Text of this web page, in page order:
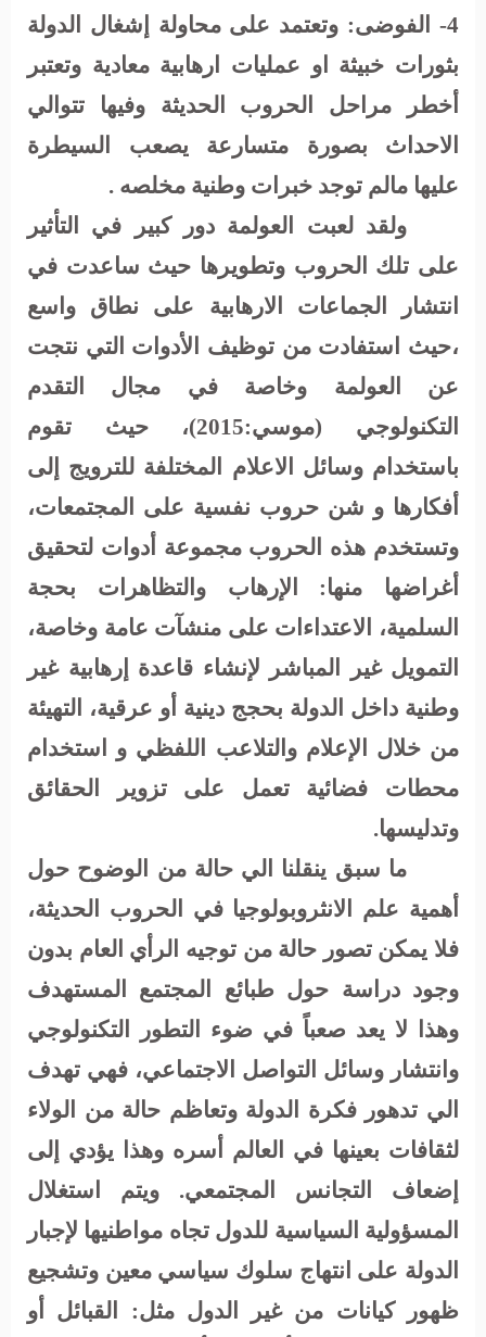
4- الفوضى:
وتعتمد على محاولة إشغال الدولة
بثورات خبيثة او عمليات ارهابية معادية وتعتبر
أخطر مراحل الحروب الحديثة وفيها تتوالي
الاحداث بصورة متسارعة يصعب السيطرة
عليها مالم توجد خبرات وطنية مخلصه .
ولقد لعبت العولمة دور كبير في التأثير
على تلك الحروب وتطويرها حيث ساعدت في
انتشار الجماعات الارهابية على نطاق واسع
،حيث استفادت من توظيف الأدوات التي نتجت
عن العولمة وخاصة في مجال التقدم
التكنولوجي (موسي:2015)، حيث تقوم
باستخدام وسائل الاعلام المختلفة للترويج إلى
أفكارها و شن حروب نفسية على المجتمعات،
وتستخدم هذه الحروب مجموعة أدوات لتحقيق
أغراضها منها: الإرهاب والتظاهرات بحجة
السلمية، الاعتداءات على منشآت عامة وخاصة،
التمويل غير المباشر لإنشاء قاعدة إرهابية غير
وطنية داخل الدولة بحجج دينية أو عرقية، التهيئة
من خلال الإعلام والتلاعب اللفظي و استخدام
محطات فضائية تعمل على تزوير الحقائق
وتدليسها.
ما سبق ينقلنا الي حالة من الوضوح حول
أهمية علم الانثروبولوجيا في الحروب الحديثة،
فلا يمكن تصور حالة من توجيه الرأي العام بدون
وجود دراسة حول طبائع المجتمع المستهدف
وهذا لا يعد صعباً في ضوء التطور التكنولوجي
وانتشار وسائل التواصل الاجتماعي، فهي تهدف
الي تدهور فكرة الدولة وتعاظم حالة من الولاء
لثقافات بعينها في العالم أسره وهذا يؤدي إلى
إضعاف التجانس المجتمعي. ويتم استغلال
المسؤولية السياسية للدول تجاه مواطنيها لإجبار
الدولة على انتهاج سلوك سياسي معين وتشجيع
ظهور كيانات من غير الدول مثل: القبائل أو